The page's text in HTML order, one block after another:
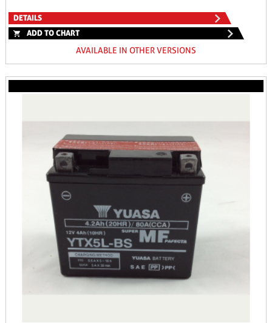
DETAILS
ADD TO CHART
AVAILABLE IN OTHER VERSIONS